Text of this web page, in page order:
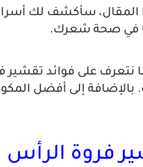
المقال، سأكشف لك أسرار
في صحة شعرك.
نتعرف على فوائد
إلى أفضل
فروة الرأس